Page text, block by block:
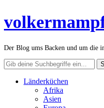
Der Blog ums Backen und um die
Länderküchen
Afrika
Asien